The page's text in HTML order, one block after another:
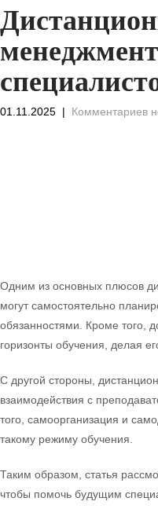
01.11.2025 | Комментариев
Одним из основных плюсов
могут самостоятельно
обязанностями. Кроме того,
горизонты обучения, делая
С другой стороны,
взаимодействия с
того, самоорганизация и
такому режиму обучения.
Таким образом, статья
чтобы помочь будущим